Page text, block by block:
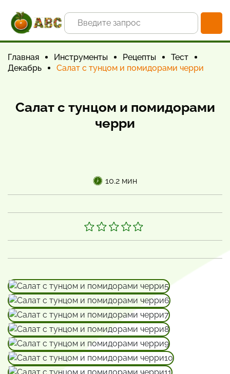
Главная Инструменты Рецепты
Тест
Декабрь
Салат с тунцом и помидорами черри
Салат с тунцом и помидорами
черри
10.2 мин